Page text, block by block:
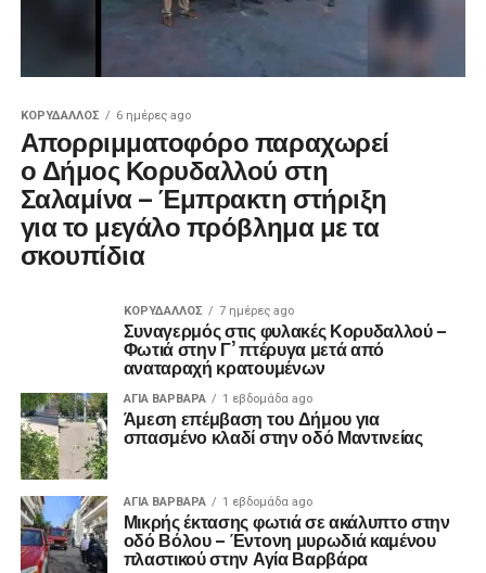
ΚΟΡΥΔΑΛΛΟΣ 6 ημέρες ago
Απορριμματοφόρο παραχωρεί
ο Δήμος Κορυδαλλού στη
Σαλαμίνα – Έμπρακτη στήριξη
για το μεγάλο πρόβλημα με τα
σκουπίδια
ΚΟΡΥΔΑΛΛΟΣ 7 ημέρες ago
Συναγερμός στις φυλακές Κορυδαλλού –
Φωτιά στην Γ’ πτέρυγα μετά από
αναταραχή κρατουμένων
ΑΓΙΑ ΒΑΡΒΑΡΑ 1 εβδομάδα ago
Άμεση επέμβαση του Δήμου για
σπασμένο κλαδί στην οδό Μαντινείας
ΑΓΙΑ ΒΑΡΒΑΡΑ 1 εβδομάδα ago
Μικρής έκτασης φωτιά σε ακάλυπτο στην
οδό Βόλου – Έντονη μυρωδιά καμένου
πλαστικού στην Αγία Βαρβάρα